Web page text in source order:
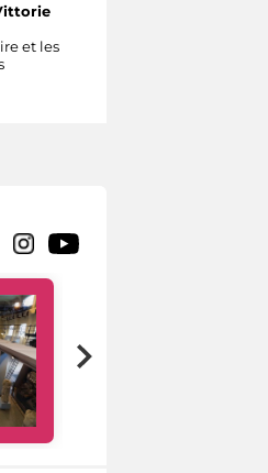
et les